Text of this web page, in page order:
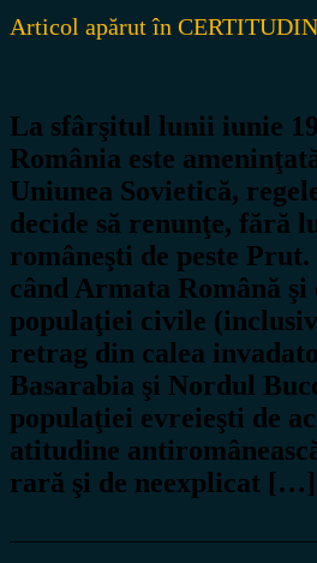
Articol apărut în
La sfârşitul lunii iunie
România este
Uniunea Sovietică,
decide să renunţe, fără
româneşti de peste
când Armata Română şi
populaţiei civile
retrag din calea
Basarabia şi Nordul
populaţiei evreieşti de
atitudine
rară şi de neexplicat